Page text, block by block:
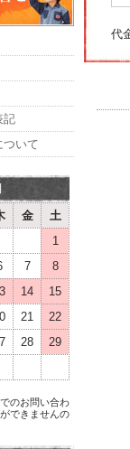
記
ついて
金
土
1
7
8
14
15
21
22
28
29
のお問い合わ
できませんの
代